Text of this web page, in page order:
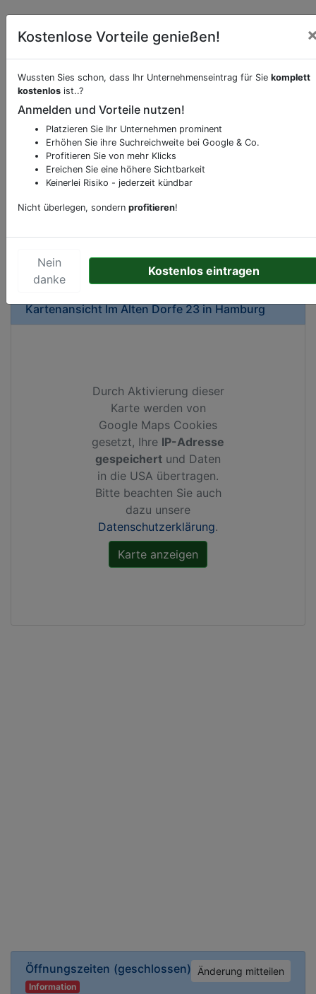
Öffnungszeiten (geschlossen) Änderung mitteilen
Information
Beschreibung & Services von
Sie möchten eine Beschreibung, Dienstleistung
oder andere relevante Informationen hinzufügen?
Klicken Sie bittehierum uns zu kontaktieren.
Gerne erweitern wir Ihren Firmeneintrag um
Sonderangebote odere besondere Services, die
Ihren Wettbewerbern abheben.
KartenansichtIm Alten Dorfe 23inHamburg
Durch Aktivierung dieser
Karte werden von
Google Maps Cookies
gesetzt, Ihre IP-Adresse
gespeichert und Daten
in die USA übertragen.
Bitte beachten Sie auch
dazu unsere
Datenschutzerklärung.
Kostenlose Vorteile genießen!
Wussten Sies schon, dass Ihr Unternehmenseintrag für Sie komplett
kostenlos ist..?
Anmelden und Vorteile nutzen!
Platzieren Sie Ihr Unternehmen prominent
Erhöhen Sie ihre Suchreichweite bei Google & Co.
Profitieren Sie von mehr Klicks
Ereichen Sie eine höhere Sichtbarkeit
Keinerlei Risiko - jederzeit kündbar
Nicht überlegen, sondern profitieren!
Nein
danke
Kostenlos eintragen